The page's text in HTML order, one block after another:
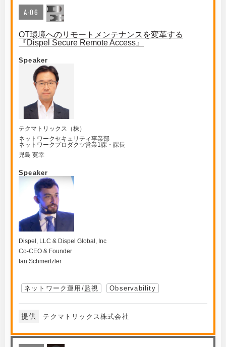
A-06
OT環境へのリモートメンテナンスを変革する
『Dispel Secure Remote Access』
Speaker
テクマトリックス（株）
ネットワークセキュリティ事業部
ネットワークプロダクツ営業1課・課長
児島 寛幸
Speaker
Dispel, LLC & Dispel Global, Inc
Co-CEO & Founder
Ian Schmertzler
ネットワーク運用/監視 Observability
提供 テクマトリックス株式会社